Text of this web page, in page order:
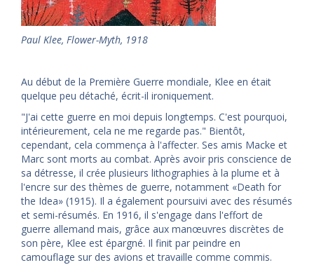
Paul Klee, Flower-Myth, 1918
Au début de la Première Guerre mondiale, Klee en était
quelque peu détaché, écrit-il ironiquement.
"J'ai cette guerre en moi depuis longtemps. C'est pourquoi,
intérieurement, cela ne me regarde pas." Bientôt,
cependant, cela commença à l'affecter. Ses amis Macke et
Marc sont morts au combat. Après avoir pris conscience de
sa détresse, il crée plusieurs lithographies à la plume et à
l'encre sur des thèmes de guerre, notamment «Death for
the Idea» (1915). Il a également poursuivi avec des résumés
et semi-résumés. En 1916, il s'engage dans l'effort de
guerre allemand mais, grâce aux manœuvres discrètes de
son père, Klee est épargné. Il finit par peindre en
camouflage sur des avions et travaille comme commis.